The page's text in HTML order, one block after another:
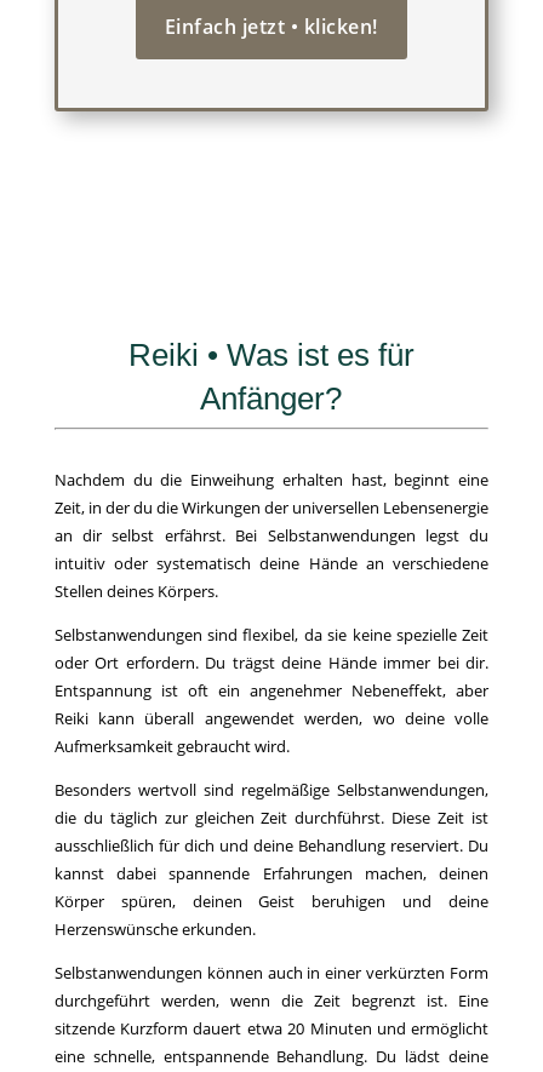
Einfach jetzt • klicken!
Reiki • Was ist es für
Anfänger?
Nachdem du die Einweihung erhalten hast, beginnt eine
Zeit, in der du die Wirkungen der universellen Lebensenergie
an dir selbst erfährst. Bei Selbstanwendungen legst du
intuitiv oder systematisch deine Hände an verschiedene
Stellen deines Körpers.
Selbstanwendungen sind flexibel, da sie keine spezielle Zeit
oder Ort erfordern. Du trägst deine Hände immer bei dir.
Entspannung ist oft ein angenehmer Nebeneffekt, aber
Reiki kann überall angewendet werden, wo deine volle
Aufmerksamkeit gebraucht wird.
Besonders wertvoll sind regelmäßige Selbstanwendungen,
die du täglich zur gleichen Zeit durchführst. Diese Zeit ist
ausschließlich für dich und deine Behandlung reserviert. Du
kannst dabei spannende Erfahrungen machen, deinen
Körper spüren, deinen Geist beruhigen und deine
Herzenswünsche erkunden.
Selbstanwendungen können auch in einer verkürzten Form
durchgeführt werden, wenn die Zeit begrenzt ist. Eine
sitzende Kurzform dauert etwa 20 Minuten und ermöglicht
eine schnelle, entspannende Behandlung. Du lädst deine